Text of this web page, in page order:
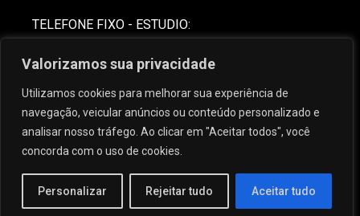
Valorizamos sua privacidade
Utilizamos cookies para melhorar sua experiência de
navegação, veicular anúncios ou conteúdo personalizado e
analisar nosso tráfego. Ao clicar em "Aceitar todos", você
concorda com o uso de cookies.
Personalizar Rejeitar tudo Aceitar tudo
TELEFONE FIXO - ESTUDIO:
(82) 99621-8806